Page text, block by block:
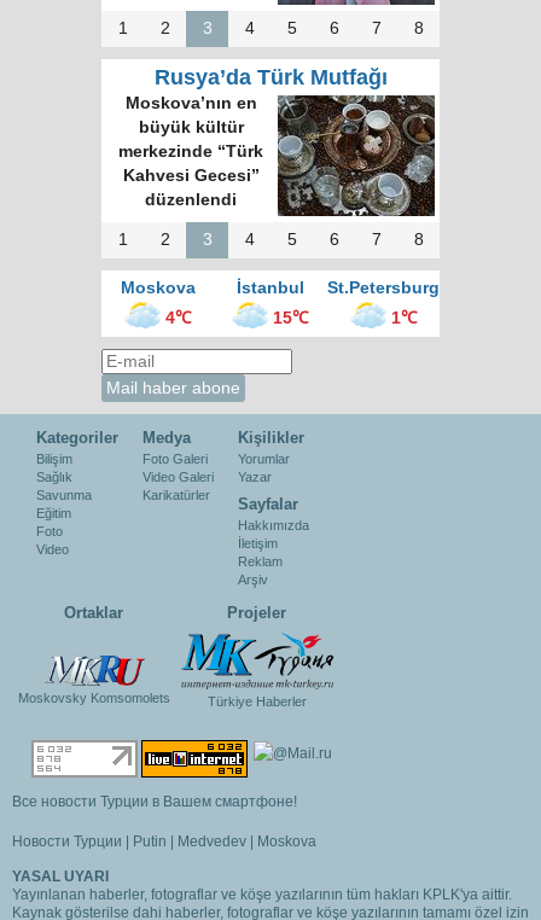
1 2 3 4 5 6 7 8
Rusya’da Türk Mutfağı
Moskova’nın en
büyük kültür
merkezinde “Türk
Kahvesi Gecesi”
düzenlendi
1 2 3 4 5 6 7 8
Moskova İstanbul
St.Petersburg
4℃
15℃ 1℃
Kategoriler
Bilişim
Sağlık
Savunma
Eğitim
Foto
Video
Medya
Foto Galeri
Video Galeri
Karikatürler
Kişilikler
Yorumlar
Yazar
Sayfalar
Hakkımızda
İletişim
Reklam
Arşiv
Ortaklar
Moskovsky Komsomolets
Projeler
Türkiye Haberler
Все новости Турции в Вашем смартфоне!
Новости Турции | Putin | Medvedev | Moskova
YASAL UYARI
Yayınlanan haberler, fotograflar ve köşe yazılarının tüm hakları KPLK'ya aittir.
Kaynak gösterilse dahi haberler, fotograflar ve köşe yazılarının tamamı özel izin